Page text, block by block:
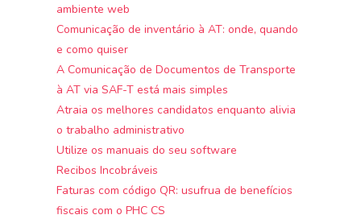
ambiente web
Comunicação de inventário à AT: onde, quando
e como quiser
A Comunicação de Documentos de Transporte
à AT via SAF-T está mais simples
Atraia os melhores candidatos enquanto alivia
o trabalho administrativo
Utilize os manuais do seu software
Recibos Incobráveis
Faturas com código QR: usufrua de benefícios
fiscais com o PHC CS